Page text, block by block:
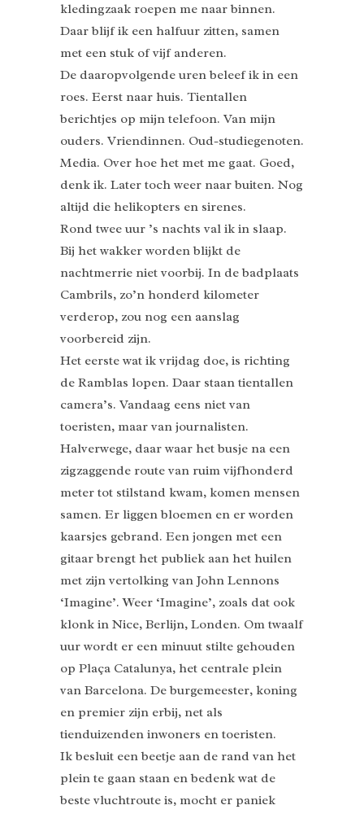
kledingzaak roepen me naar binnen.
Daar blijf ik een halfuur zitten, samen
met een stuk of vijf anderen.
De daaropvolgende uren beleef ik in een
roes. Eerst naar huis. Tientallen
berichtjes op mijn telefoon. Van mijn
ouders. Vriendinnen. Oud-studiegenoten.
Media. Over hoe het met me gaat. Goed,
denk ik. Later toch weer naar buiten. Nog
altijd die helikopters en sirenes.
Rond twee uur ’s nachts val ik in slaap.
Bij het wakker worden blijkt de
nachtmerrie niet voorbij. In de badplaats
Cambrils, zo’n honderd kilometer
verderop, zou nog een aanslag
voorbereid zijn.
Het eerste wat ik vrijdag doe, is richting
de Ramblas lopen. Daar staan tientallen
camera’s. Vandaag eens niet van
toeristen, maar van journalisten.
Halverwege, daar waar het busje na een
zigzaggende route van ruim vijfhonderd
meter tot stilstand kwam, komen mensen
samen. Er liggen bloemen en er worden
kaarsjes gebrand. Een jongen met een
gitaar brengt het publiek aan het huilen
met zijn vertolking van John Lennons
‘Imagine’. Weer ‘Imagine’, zoals dat ook
klonk in Nice, Berlijn, Londen. Om twaalf
uur wordt er een minuut stilte gehouden
op Plaça Catalunya, het centrale plein
van Barcelona. De burgemeester, koning
en premier zijn erbij, net als
tienduizenden inwoners en toeristen.
Ik besluit een beetje aan de rand van het
plein te gaan staan en bedenk wat de
beste vluchtroute is, mocht er paniek